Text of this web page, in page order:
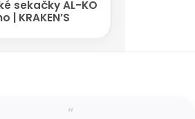
sekačky AL-KO
| KRAKEN’S